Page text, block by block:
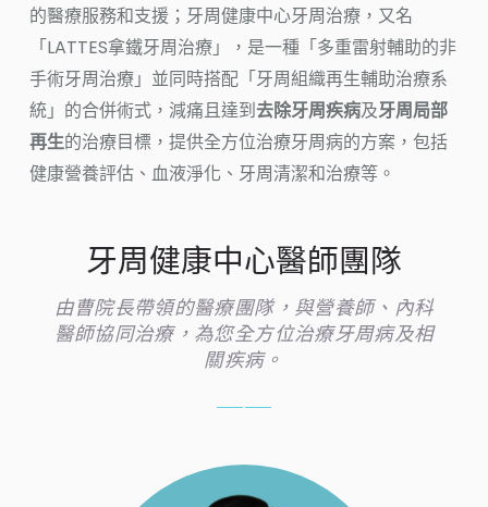
的醫療服務和支援；牙周健康中心牙周治療，又名
「LATTES拿鐵牙周治療」，是一種「多重雷射輔助的非
手術牙周治療」並同時搭配「牙周組織再生輔助治療系
統」的合併術式，減痛且達到去除牙周疾病及牙周局部
再生的治療目標，提供全方位治療牙周病的方案，包括
健康營養評估、血液淨化、牙周清潔和治療等。
牙周健康中心醫師團隊
由曹院長帶領的醫療團隊，與營養師、內科
醫師協同治療，為您全方位治療牙周病及相
關疾病。